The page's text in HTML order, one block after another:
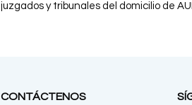
juzgados y tribunales del domicilio de
CONTÁCTENOS